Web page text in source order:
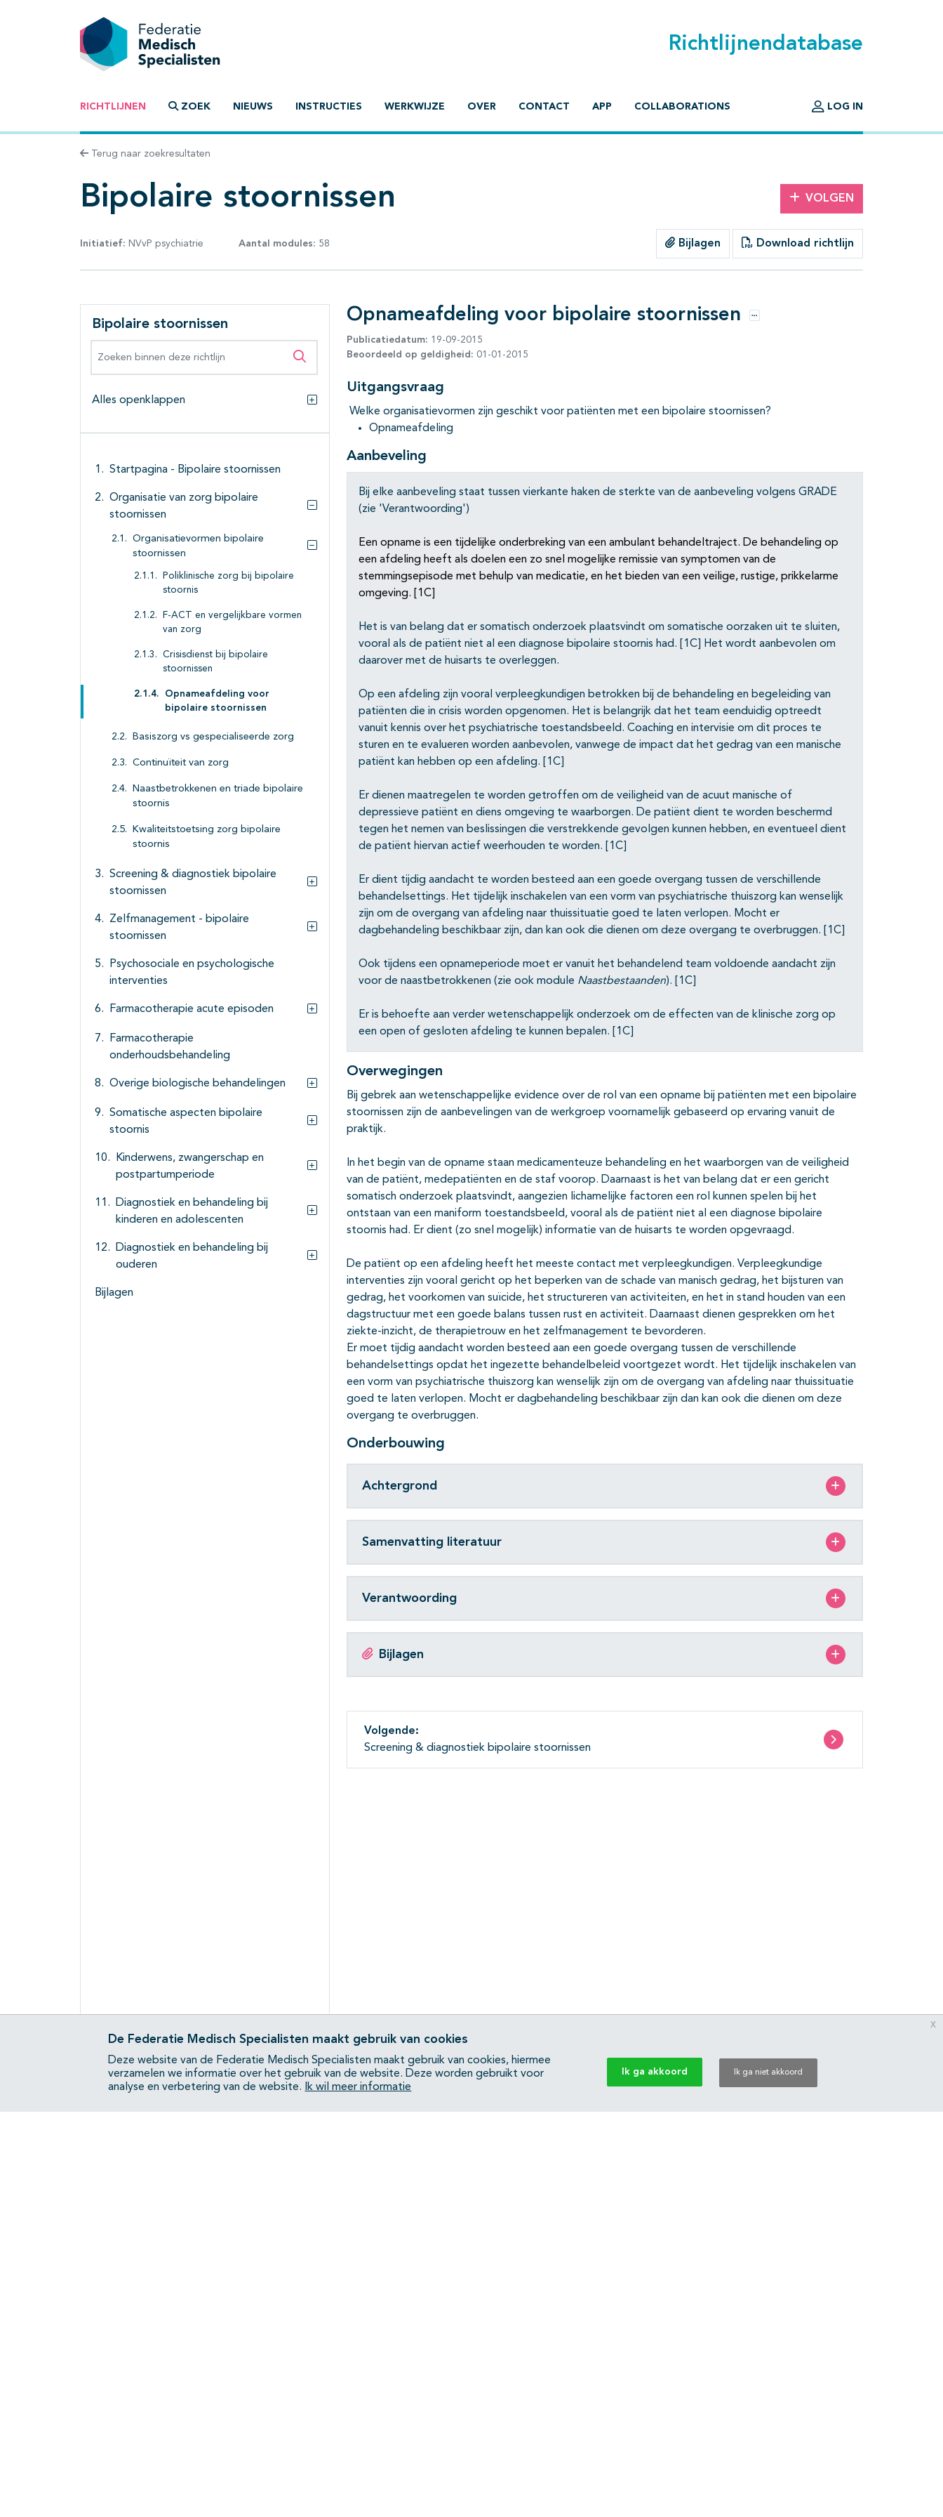
Richtlijnendatabase
RICHTLIJNEN ZOEK NIEUWS INSTRUCTIES WERKWIJZE OVER CONTACT APP COLLABORATIONS LOG IN
Terug naar zoekresultaten
Bipolaire stoornissen VOLGEN
Initiatief: NVvP psychiatrie Aantal modules: 58 Bijlagen Download richtlijn
Bipolaire stoornissen
Zoeken binnen deze richtlijn
Alles openklappen
Alles openklappen
Startpagina - Bipolaire stoornissen
Organisatie van zorg bipolaire
stoornissen
Organisatievormen bipolaire
stoornissen
Subpagina's open- en dichtklappen
Poliklinische zorg bij bipolaire
stoornis
F-ACT en vergelijkbare vormen
van zorg
Crisisdienst bij bipolaire
stoornissen
Opnameafdeling voor
bipolaire stoornissen
Basiszorg vs gespecialiseerde zorg
Continuïteit van zorg
Naastbetrokkenen en triade bipolaire
stoornis
Kwaliteitstoetsing zorg bipolaire
stoornis
Screening & diagnostiek bipolaire
stoornissen
Subpagina's open- en dichtklappen
Zelfmanagement - bipolaire
stoornissen
Psychosociale en psychologische
interventies
Farmacotherapie acute episoden
Subpagina's open- en dichtklappen
Farmacotherapie
onderhoudsbehandeling
Overige biologische behandelingen
Subpagina's open- en dichtklappen
Somatische aspecten bipolaire
stoornis
Subpagina's open- en dichtklappen
Kinderwens, zwangerschap en
postpartumperiode
Subpagina's open- en dichtklappen
Diagnostiek en behandeling bij
kinderen en adolescenten
Subpagina's open- en dichtklappen
Diagnostiek en behandeling bij
ouderen
Subpagina's open- en dichtklappen
Bijlagen
Opnameafdeling voor bipolaire stoornissen Opties
Publicatiedatum: 19-09-2015
Beoordeeld op geldigheid: 01-01-2015
Uitgangsvraag
Welke organisatievormen zijn geschikt voor patiënten met een bipolaire stoornissen?
Opnameafdeling
Aanbeveling
Bij elke aanbeveling staat tussen vierkante haken de sterkte van de aanbeveling volgens GRADE
(zie 'Verantwoording')
Een opname is een tijdelijke onderbreking van een ambulant behandeltraject. De behandeling op
een afdeling heeft als doelen een zo snel mogelijke remissie van symptomen van de
stemmingsepisode met behulp van medicatie, en het bieden van een veilige, rustige, prikkelarme
omgeving. [1C]
Het is van belang dat er somatisch onderzoek plaatsvindt om somatische oorzaken uit te sluiten,
vooral als de patiënt niet al een diagnose bipolaire stoornis had. [1C] Het wordt aanbevolen om
daarover met de huisarts te overleggen.
Op een afdeling zijn vooral verpleegkundigen betrokken bij de behandeling en begeleiding van
patiënten die in crisis worden opgenomen. Het is belangrijk dat het team eenduidig optreedt
vanuit kennis over het psychiatrische toestandsbeeld. Coaching en intervisie om dit proces te
sturen en te evalueren worden aanbevolen, vanwege de impact dat het gedrag van een manische
patiënt kan hebben op een afdeling. [1C]
Er dienen maatregelen te worden getroffen om de veiligheid van de acuut manische of
depressieve patiënt en diens omgeving te waarborgen. De patiënt dient te worden beschermd
tegen het nemen van beslissingen die verstrekkende gevolgen kunnen hebben, en eventueel dient
de patiënt hiervan actief weerhouden te worden. [1C]
Er dient tijdig aandacht te worden besteed aan een goede overgang tussen de verschillende
behandelsettings. Het tijdelijk inschakelen van een vorm van psychiatrische thuiszorg kan wenselijk
zijn om de overgang van afdeling naar thuissituatie goed te laten verlopen. Mocht er
dagbehandeling beschikbaar zijn, dan kan ook die dienen om deze overgang te overbruggen. [1C]
Ook tijdens een opnameperiode moet er vanuit het behandelend team voldoende aandacht zijn
voor de naastbetrokkenen (zie ook module Naastbestaanden). [1C]
Er is behoefte aan verder wetenschappelijk onderzoek om de effecten van de klinische zorg op
een open of gesloten afdeling te kunnen bepalen. [1C]
Overwegingen
Bij gebrek aan wetenschappelijke evidence over de rol van een opname bij patiënten met een bipolaire
stoornissen zijn de aanbevelingen van de werkgroep voornamelijk gebaseerd op ervaring vanuit de
praktijk.
In het begin van de opname staan medicamenteuze behandeling en het waarborgen van de veiligheid
van de patiënt, medepatiënten en de staf voorop. Daarnaast is het van belang dat er een gericht
somatisch onderzoek plaatsvindt, aangezien lichamelijke factoren een rol kunnen spelen bij het
ontstaan van een maniform toestandsbeeld, vooral als de patiënt niet al een diagnose bipolaire
stoornis had. Er dient (zo snel mogelijk) informatie van de huisarts te worden opgevraagd.
De patiënt op een afdeling heeft het meeste contact met verpleegkundigen. Verpleegkundige
interventies zijn vooral gericht op het beperken van de schade van manisch gedrag, het bijsturen van
gedrag, het voorkomen van suïcide, het structureren van activiteiten, en het in stand houden van een
dagstructuur met een goede balans tussen rust en activiteit. Daarnaast dienen gesprekken om het
ziekte-inzicht, de therapietrouw en het zelfmanagement te bevorderen.
Er moet tijdig aandacht worden besteed aan een goede overgang tussen de verschillende
behandelsettings opdat het ingezette behandelbeleid voortgezet wordt. Het tijdelijk inschakelen van
een vorm van psychiatrische thuiszorg kan wenselijk zijn om de overgang van afdeling naar thuissituatie
goed te laten verlopen. Mocht er dagbehandeling beschikbaar zijn dan kan ook die dienen om deze
overgang te overbruggen.
Onderbouwing
Achtergrond
Samenvatting literatuur
Verantwoording
Bijlagen
Volgende:
Screening & diagnostiek bipolaire stoornissen
De Federatie Medisch Specialisten maakt gebruik van cookies
Deze website van de Federatie Medisch Specialisten maakt gebruik van cookies, hiermee
verzamelen we informatie over het gebruik van de website. Deze worden gebruikt voor
analyse en verbetering van de website.
Ik wil meer informatie
Ik ga akkoord Ik ga niet akkoord
x